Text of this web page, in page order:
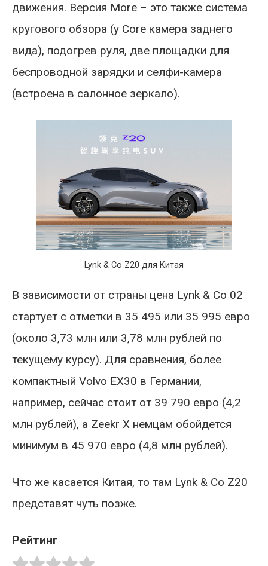
движения. Версия More – это также система
кругового обзора (у Core камера заднего
вида), подогрев руля, две площадки для
беспроводной зарядки и селфи-камера
(встроена в салонное зеркало).
Lynk & Co Z20 для Китая
В зависимости от страны цена Lynk & Co 02
стартует с отметки в 35 495 или 35 995 евро
(около 3,73 млн или 3,78 млн рублей по
текущему курсу). Для сравнения, более
компактный Volvo EX30 в Германии,
например, сейчас стоит от 39 790 евро (4,2
млн рублей), а Zeekr X немцам обойдется
минимум в 45 970 евро (4,8 млн рублей).
Что же касается Китая, то там Lynk & Co Z20
представят чуть позже.
Рейтинг